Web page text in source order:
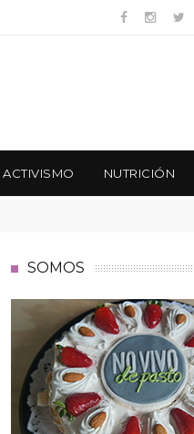
ACTIVISMO NUTRICIÓN
SOMOS